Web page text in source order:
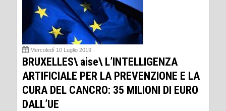
Mercoledì 10 Luglio 2019
BRUXELLES\ aise\ L’INTELLIGENZA
ARTIFICIALE PER LA PREVENZIONE E LA
CURA DEL CANCRO: 35 MILIONI DI EURO
DALL’UE